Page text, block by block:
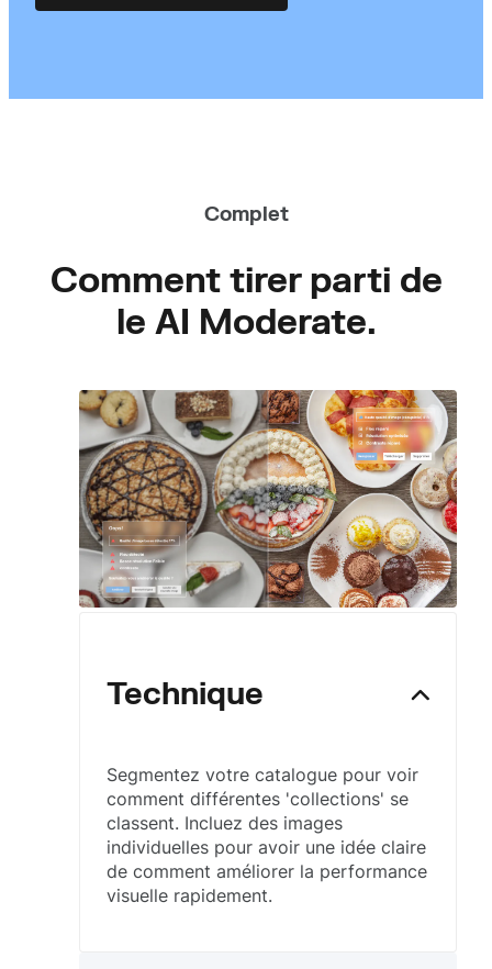
Complet
Comment tirer parti de
le AI Moderate.
Technique
Segmentez votre catalogue pour voir
comment différentes 'collections' se
classent. Incluez des images
individuelles pour avoir une idée claire
de comment améliorer la performance
visuelle rapidement.